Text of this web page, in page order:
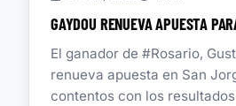
GAYDOU RENUEVA APUESTA
El ganador de #Rosario,
renueva apuesta en San
contentos con los